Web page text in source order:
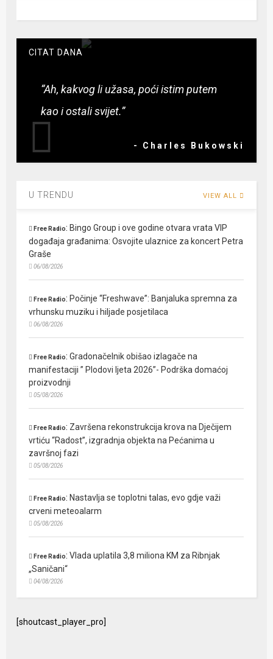
CITAT DANA
“Ah, kakvog li užasa, poći istim putem
kao i ostali svijet.”
- Charles Bukowski
U TRENDU VIEW ALL
Free Radio: Bingo Group i ove godine otvara vrata VIP
događaja građanima: Osvojite ulaznice za koncert Petra
Graše
06/08/2026
Free Radio: Počinje “Freshwave”: Banjaluka spremna za
vrhunsku muziku i hiljade posjetilaca
06/08/2026
Free Radio:Gradonačelnik obišao izlagače na
manifestaciji ” Plodovi ljeta 2026”- Podrška domaćoj
proizvodnji
05/08/2026
Free Radio: Završena rekonstrukcija krova na Dječijem
vrtiću “Radost”, izgradnja objekta na Pećanima u
završnoj fazi
05/08/2026
Free Radio: Nastavlja se toplotni talas, evo gdje važi
crveni meteoalarm
05/08/2026
Free Radio:Vlada uplatila 3,8 miliona KM za Ribnjak
„Saničani“
04/08/2026
[shoutcast_player_pro]